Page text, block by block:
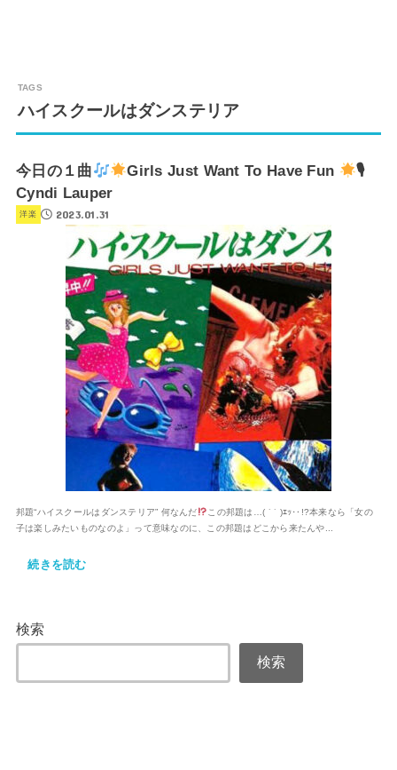
ハイスクールはダンステリア
今日の１曲 Girls Just Want To Have Fun
🎙
Cyndi Lauper
洋楽 2023.01.31
邦題“ハイスクールはダンステリア” 何なんだ
この邦題は…( ˙ ​˙ )ｴｯ‥!?本来なら「女の
子は楽しみたいものなのよ」って意味なのに、この邦題はどこから来たんや...
続きを読む
検索
検索